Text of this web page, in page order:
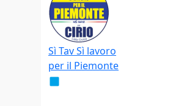
Sì Tav Sì lavoro
per il Piemonte